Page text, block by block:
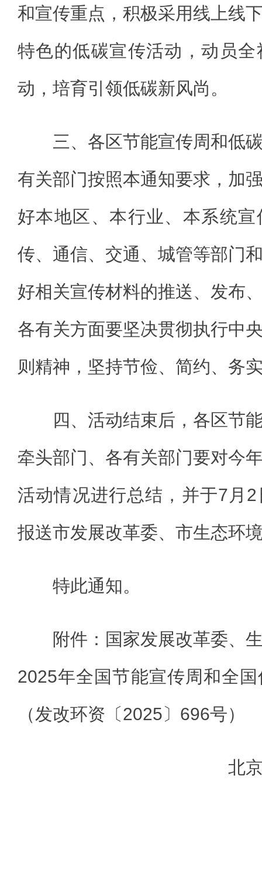
和宣传重点，积极采用线上线
特色的低碳宣传活动，动员
动，培育引领低碳新风尚。
三、各区节能宣传周和低
有关部门按照本通知要求，加
好本地区、本行业、本系统
传、通信、交通、城管等部门
好相关宣传材料的推送、发布
各有关方面要坚决贯彻执行中
则精神，坚持节俭、简约、务
四、活动结束后，各区节
牵头部门、各有关部门要对今
活动情况进行总结，并于7月
报送市发展改革委、市生态环
特此通知。
附件：国家发展改革委、
2025年全国节能宣传周和全
（发改环资〔2025〕696号）
北